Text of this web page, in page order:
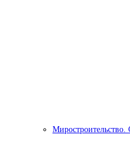
Миростроительство.